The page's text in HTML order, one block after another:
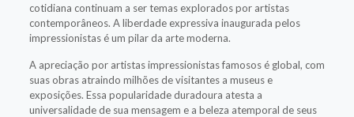
cotidiana continuam a ser temas explorados por artistas
contemporâneos. A liberdade expressiva inaugurada pelos
impressionistas é um pilar da arte moderna.
A apreciação por artistas impressionistas famosos é global, com
suas obras atraindo milhões de visitantes a museus e
exposições. Essa popularidade duradoura atesta a
universalidade de sua mensagem e a beleza atemporal de seus